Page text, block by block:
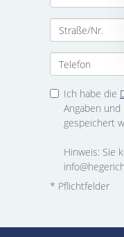
Ich habe die
Angaben
gespeichert
Hinweis: Sie
* Pflichtfelder